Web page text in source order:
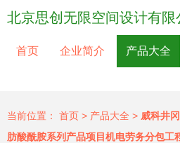
北京思创无限空间设计有限
首页 企业简介 产品大全
当前位置： 首页 > 产品大全 > 威科井
肪酸酰胺系列产品项目机电劳务分包工